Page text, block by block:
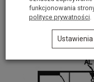
Średnica otworu
funkcjonowania
polityce prywatności
Ustawienia